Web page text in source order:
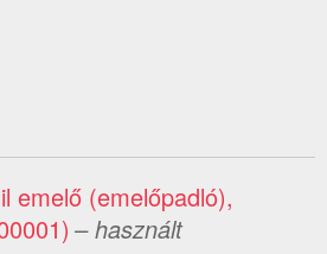
emelő (emelőpadló),
– használt